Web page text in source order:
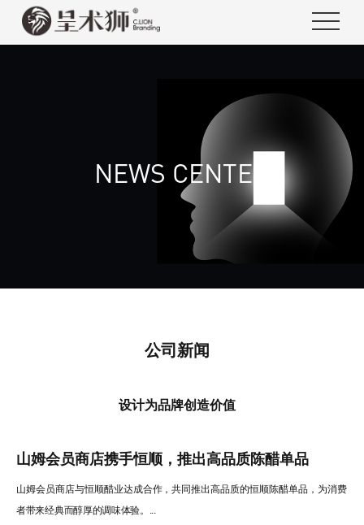
NEWS CENTER
公司新闻
设计为品牌创造价值
山姆会员商店携手恒顺，推出高品质陈醋单品
山姆会员商店与恒顺醋业达成合作，共同推出高品质的恒顺陈醋单品，为消费
者带来经典而醇厚的调味体验。...